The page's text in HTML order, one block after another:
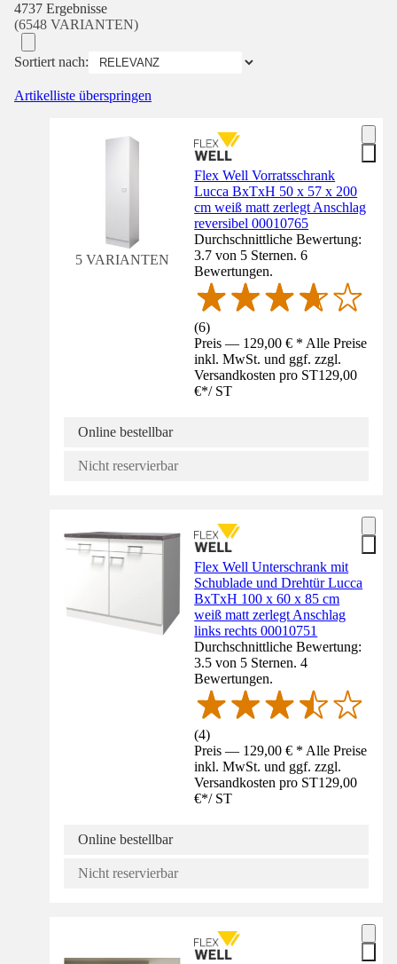
4737 Ergebnisse
(6548 VARIANTEN)
Sortiert nach:
Artikelliste überspringen
5 VARIANTEN
Flex Well Vorratsschrank
Lucca BxTxH 50 x 57 x 200
cm weiß matt zerlegt Anschlag
reversibel 00010765
Durchschnittliche Bewertung:
3.7 von 5 Sternen. 6
Bewertungen.
(6)
Preis — 129,00 € * Alle Preise
inkl. MwSt. und ggf. zzgl.
Versandkosten pro ST129,00
€*/ ST
Online bestellbar
Nicht reservierbar
Flex Well Unterschrank mit
Schublade und Drehtür Lucca
BxTxH 100 x 60 x 85 cm
weiß matt zerlegt Anschlag
links rechts 00010751
Durchschnittliche Bewertung:
3.5 von 5 Sternen. 4
Bewertungen.
(4)
Preis — 129,00 € * Alle Preise
inkl. MwSt. und ggf. zzgl.
Versandkosten pro ST129,00
€*/ ST
Online bestellbar
Nicht reservierbar